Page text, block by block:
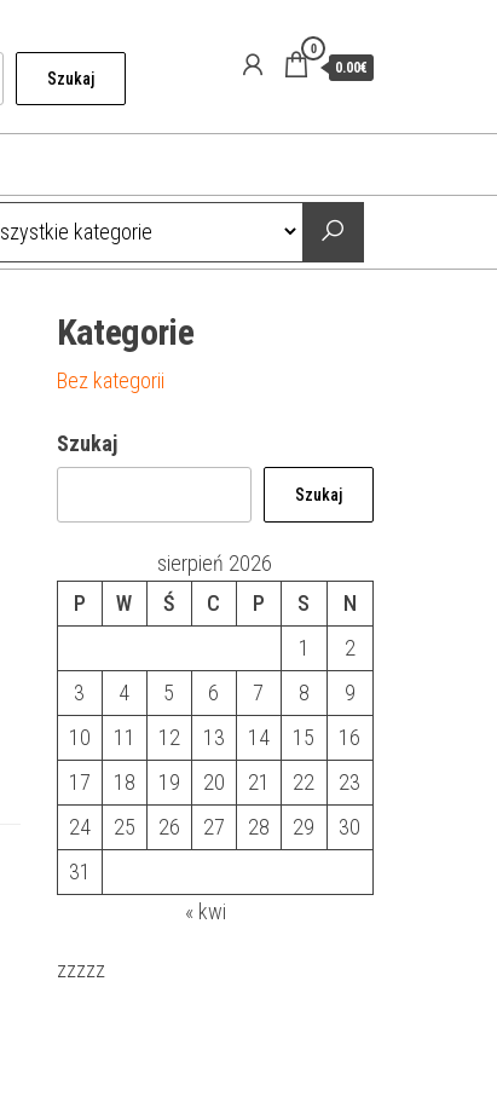
Szukaj
0
0.00€
Kategorie
Bez kategorii
Szukaj
Szukaj
sierpień 2026
P
W Ś C P S
N
1
2
3
4 5 6 7 8
9
10
11 12 13 14 15
16
17
18 19 20 21 22
23
24
25 26 27 28 29
30
31
« kwi
zzzzz